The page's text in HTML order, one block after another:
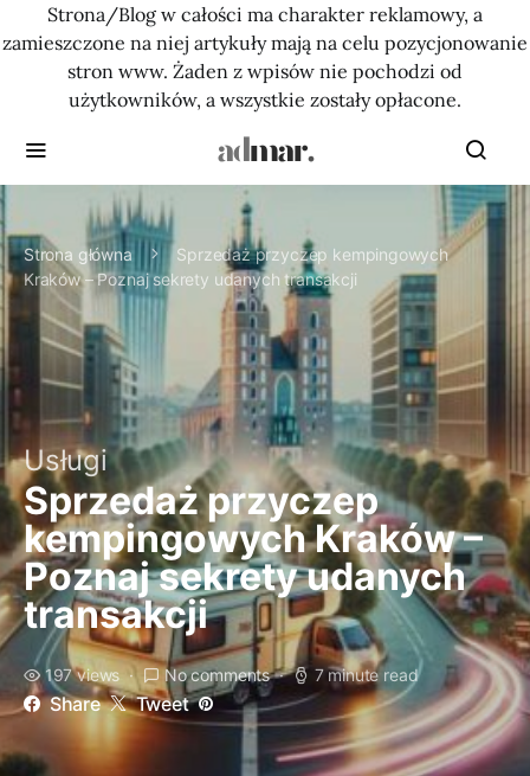
Strona/Blog w całości ma charakter reklamowy, a
zamieszczone na niej artykuły mają na celu pozycjonowanie
stron www. Żaden z wpisów nie pochodzi od
użytkowników, a wszystkie zostały opłacone.
Strona główna
Sprzedaż przyczep kempingowych
Kraków – Poznaj sekrety udanych transakcji
Usługi
Sprzedaż przyczep
kempingowych Kraków –
Poznaj sekrety udanych
transakcji
197 views No comments 7 minute read
Share Tweet